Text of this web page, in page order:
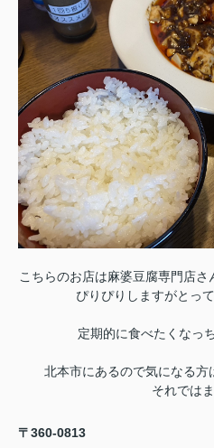
こちらのお店は麻婆豆腐専門店
ぴりぴりしますがとっ
定期的に食べたくなっ
北本市にあるので気になる方
それでは
〒360-0813